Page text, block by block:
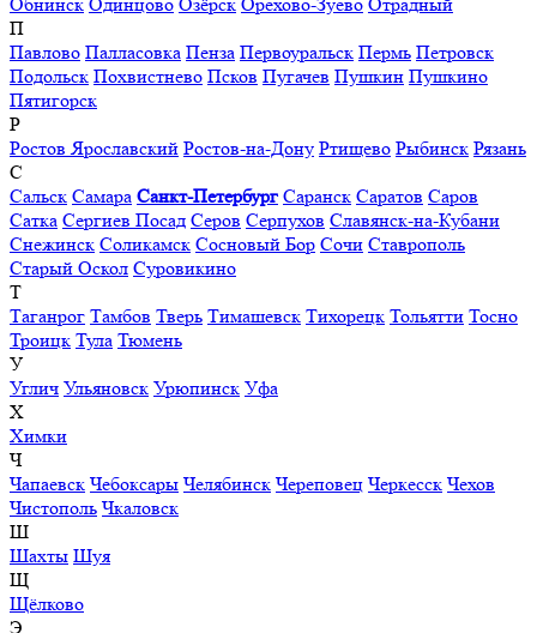
П
Павлово Палласовка Пенза Первоуральск Пермь Петровск
Подольск Похвистнево Псков Пугачев Пушкин Пушкино
Пятигорск
Р
Ростов Ярославский Ростов-на-Дону Ртищево Рыбинск Рязань
С
Сальск Самара Санкт-Петербург Саранск Саратов Саров
Сатка Сергиев Посад Серов Серпухов Славянск-на-Кубани
Снежинск Соликамск Сосновый Бор Сочи Ставрополь
Старый Оскол Суровикино
Т
Таганрог Тамбов Тверь Тимашевск Тихорецк Тольятти Тосно
Троицк Тула Тюмень
У
Углич Ульяновск Урюпинск Уфа
Х
Химки
Ч
Чапаевск Чебоксары Челябинск Череповец Черкесск Чехов
Чистополь Чкаловск
Ш
Шахты Шуя
Щ
Щёлково
Э